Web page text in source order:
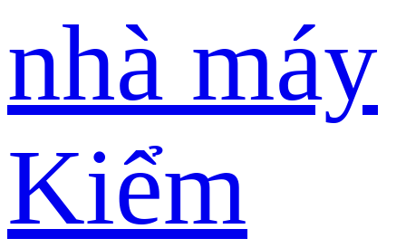
nhà máy
Kiểm